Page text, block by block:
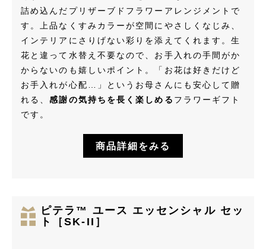
詰め込んだプリザーブドフラワーアレンジメントで
す。上品なくすみカラーが空間にやさしくなじみ、
インテリアにさりげない彩りを添えてくれます。生
花と違って水替え不要なので、お手入れの手間がか
からないのも嬉しいポイント。「お花は好きだけど
お手入れが心配…」というお母さんにも安心して贈
れる、感謝の気持ちを長く楽しめる フラワーギフト
です。
商品詳細をみる
ピテラ™ ユース エッセンシャル セッ
ト［SK-II］